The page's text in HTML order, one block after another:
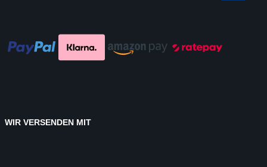
WIR VERSENDEN MIT